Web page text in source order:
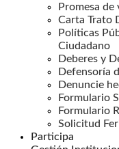
Promesa de
Carta Trato
Políticas
Ciudadano
Deberes y
Defensoría
Denuncie
Formulario
Formulario
Solicitud
Participa